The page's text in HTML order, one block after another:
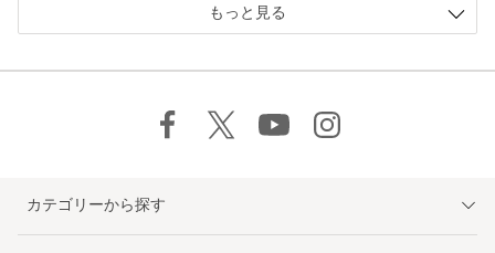
もっと見る
カテゴリーから探す